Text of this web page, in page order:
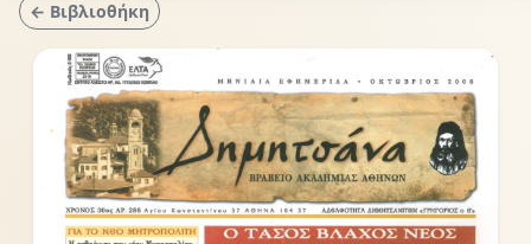
← Βιβλιοθήκη